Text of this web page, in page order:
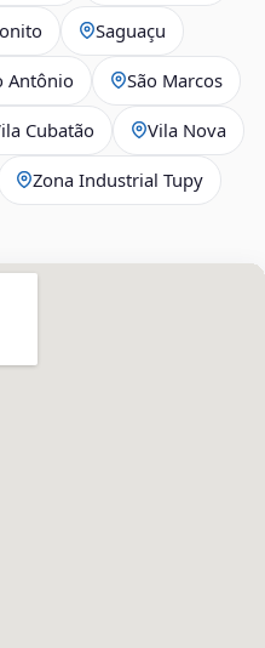
Saguaçu
Antônio São Marcos
Cubatão Vila Nova
Zona Industrial Tupy